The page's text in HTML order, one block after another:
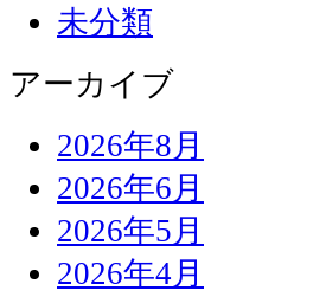
未分類
アーカイブ
2026年8月
2026年6月
2026年5月
2026年4月